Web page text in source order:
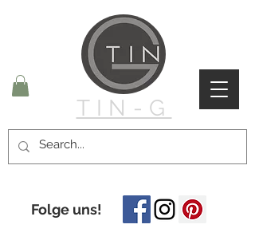
TIN-G
Folge uns!